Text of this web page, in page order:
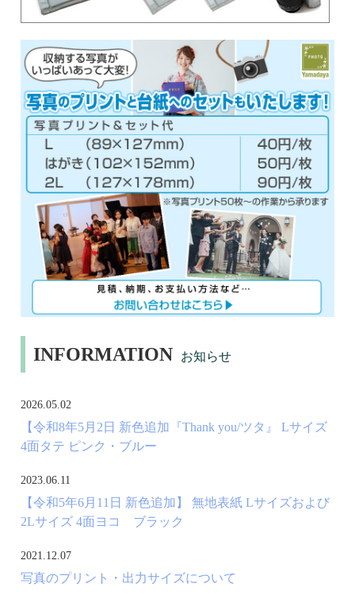
INFORMATION お知らせ
2026.05.02
【令和8年5月2日 新色追加『Thank you/ツタ』 Lサイズ
4面タテ ピンク・ブルー
2023.06.11
【令和5年6月11日 新色追加】 無地表紙 Lサイズおよび
2Lサイズ 4面ヨコ ブラック
2021.12.07
写真のプリント・出力サイズについて